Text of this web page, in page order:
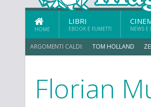
HOME
LIBRI
EBOOK E FUMETTI NEWS E
ARGOMENTI CALDI: TOM HOLLAND
ERIK SOMMERS
Florian